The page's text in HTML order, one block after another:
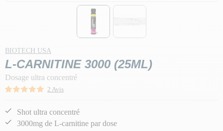
BIOTECH USA
L-CARNITINE 3000 (25ML)
Dosage ultra concentré
2 Avis
Shot ultra concentré
3000mg de L-carnitine par dose